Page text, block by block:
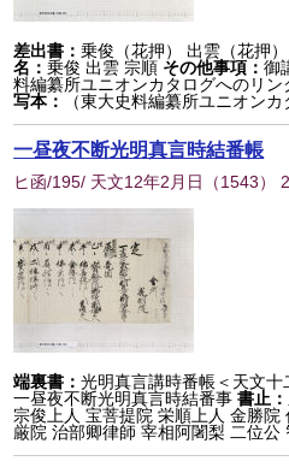
差出書：乗俊（花押） 出雲（花押）
名：乗俊 出雲 宗順 その他事項：御
料編纂所ユニオンカタログへのリン
写本：
（東大史料編纂所ユニオンカ
一昼夜不断光明真言時結番帳
ヒ函/195/ 天文12年2月日 （1543）
端裏書：光明真言講時番帳＜天文
一昼夜不断光明真言時結番事書止：
宗俊上人 宝菩提院 栄順上人 金勝院
厳院 治部卿律師 宰相阿闍梨 二位公